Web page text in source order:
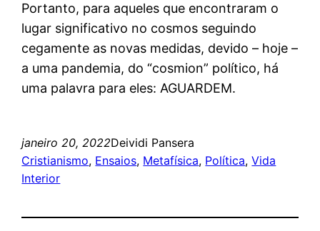
Portanto, para aqueles que encontraram o
lugar significativo no cosmos seguindo
cegamente as novas medidas, devido – hoje –
a uma pandemia, do “cosmion” político, há
uma palavra para eles: AGUARDEM.
janeiro 20, 2022Deividi Pansera
Cristianismo, Ensaios, Metafísica, Política, Vida
Interior